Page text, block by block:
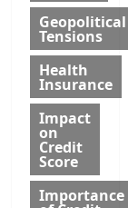
Geopolitical
Tensions
Health
Insurance
Impact
on
Credit
Score
Importance